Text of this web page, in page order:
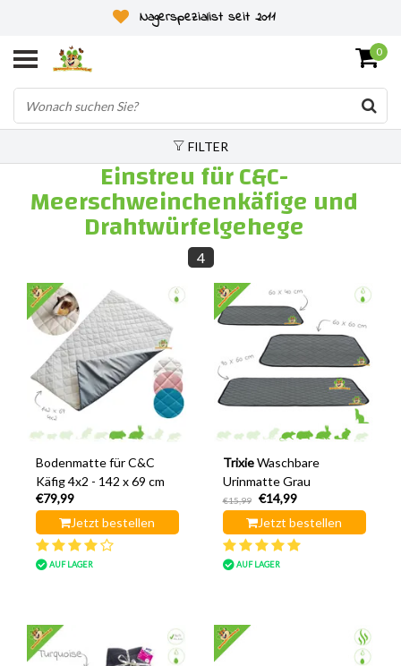
Nagerspezialist seit 2011
0
FILTER
Einstreu für C&C-
Meerschweinchenkäfige und
Drahtwürfelgehege
4
Bodenmatte für C&C
Käfig 4x2 - 142 x 69 cm
€79,99
Jetzt bestellen
AUF LAGER
Trixie Waschbare
Urinmatte Grau
€15,99
€14,99
Jetzt bestellen
AUF LAGER